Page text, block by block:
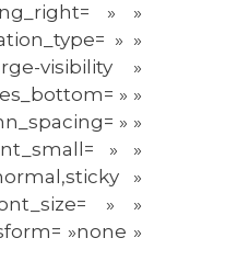
» »
» »
visibility »
» »
» »
» »
»
» »
»none »